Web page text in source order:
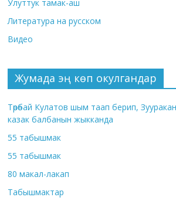
Улуттук тамак-аш
Литература на русском
Видео
Жумада эң көп окулгандар
Төрөбай Кулатов шым таап берип,
казак балбанын жыкканда
55 табышмак
55 табышмак
80 макал-лакап
Табышмактар